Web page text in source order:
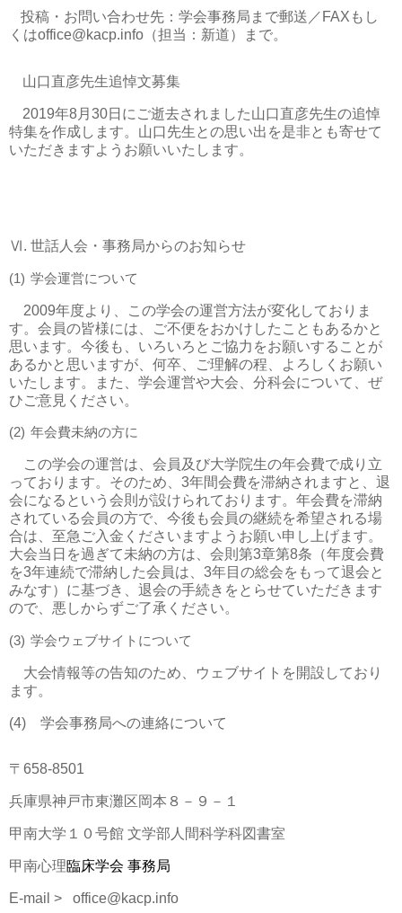
投稿・お問い合わせ先：学会事務局まで郵送／ FAX もし
くはoffice@kacp.info （担当：新道）まで。
山口直彦先生追悼文募集
2019年8月30日にご逝去されました山口直彦先生の追悼
特集を作成します。山口先生との思い出を是非とも寄せて
いただきますようお願いいたします。
Ⅵ. 世話人会・事務局からのお知らせ
(1) 学会運営について
2009年度より、この学会の運営方法が変化しておりま
す。会員の皆様には、ご不便をおかけしたこともあるかと
思います。今後も、いろいろとご協力をお願いすることが
あるかと思いますが、何卒、ご理解の程、よろしくお願い
いたします。また、学会運営や大会、分科会について、ぜ
ひご意見ください。
(2) 年会費未納の方に
この学会の運営は、会員及び大学院生の年会費で成り立
っております。そのため、 3年間会費を滞納されますと、退
会になるという会則が設けられております。年会費を滞納
されている会員の方で、今後も会員の継続を希望される場
合は、至急ご入金くださいますようお願い申し上げます。
大会当日を過ぎて未納の方は、会則第3章第8条（年度会費
を3年連続で滞納した会員は、 3年目の総会をもって退会と
みなす）に基づき、退会の手続きをとらせていただきます
ので、悪しからずご了承ください。
(3) 学会ウェブサイトについて
大会情報等の告知のため、ウェブサイトを開設しており
ます。
(4) 学会事務局への連絡について
〒 658-8501
兵庫県神戸市東灘区岡本８－９－１
甲南大学１０号館 文学部人間科学科図書室
甲南心理臨床学会 事務局
E-mail > office@kacp.info